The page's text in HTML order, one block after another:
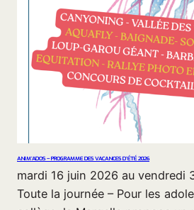
ANIM’ADOS – PROGRAMME DES VACANCES D’ÉTÉ 2026
mardi 16 juin 2026 au vendredi
Toute la journée – Pour les